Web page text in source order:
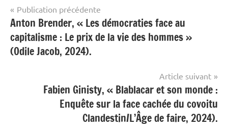
Navigation
de
l’article
Publication précédente
Anton Brender, « Les démocraties face au
capitalisme : Le prix de la vie des hommes »
(Odile Jacob, 2024).
Article suivant
Fabien Ginisty, « Blablacar et son monde :
Enquête sur la face cachée du covoitu
Clandestin/L’Âge de faire, 2024).